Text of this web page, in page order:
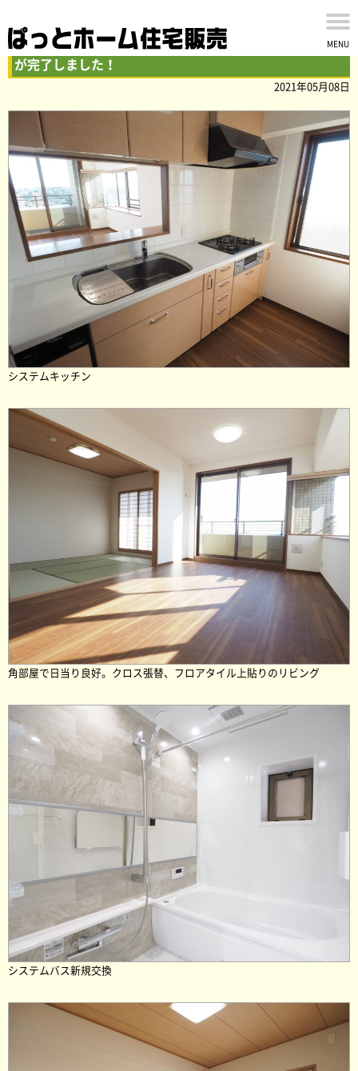
MENU
レクセルマンション高根公団5階一住戸の内装リフォーム
が完了しました！
2021年05月08日
システムキッチン
角部屋で日当り良好。クロス張替、フロアタイル上貼りのリビング
システムバス新規交換